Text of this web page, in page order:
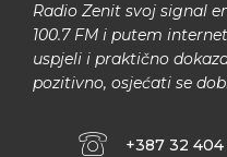
Radio Zenit svoj signal
100.7 FM i putem
uspjeli i praktično
pozitivno, osjećati se
+387 32